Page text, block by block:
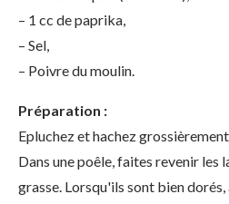
– 1 cc de paprika,
– Sel,
– Poivre du moulin.
Préparation :
Epluchez et hachez
Dans une poêle, faites revenir les
grasse. Lorsqu'ils sont bien